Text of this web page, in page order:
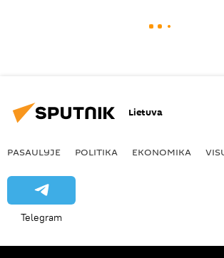
Lietuva
PASAULYJE POLITIKA EKONOMIKA
Telegram